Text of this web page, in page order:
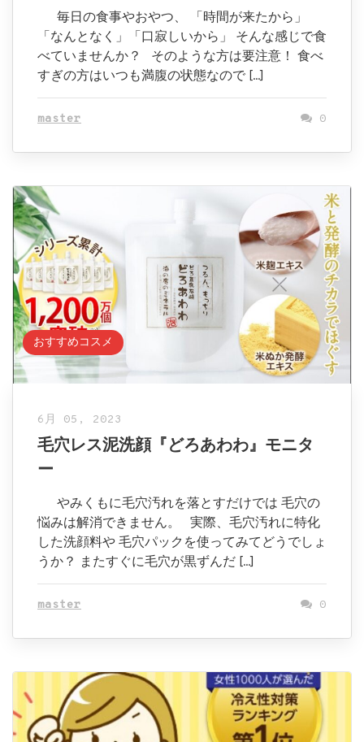
毎日の食事やおやつ、 「時間が来たから」
「なんとなく」「口寂しいから」 そんな感じで食
べていませんか？ そのような方は要注意！ 食べ
すぎの方はいつも満腹の状態なので […]
master 0
おすすめコスメ
6月 05, 2023
毛穴レス泥洗顔『どろあわわ』モニタ
ー
やみくもに毛穴汚れを落とすだけでは 毛穴の
悩みは解消できません。 実際、毛穴汚れに特化
した洗顔料や 毛穴パックを使ってみてどうでしょ
うか？ またすぐに毛穴が黒ずんだ […]
master 0